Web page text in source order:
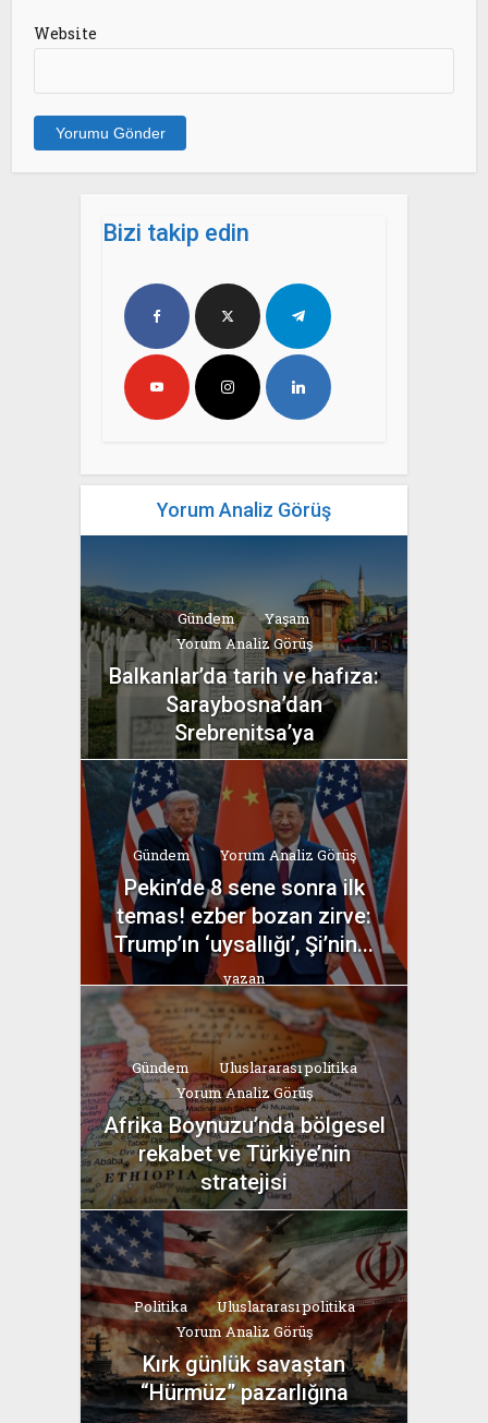
Website
Bizi takip edin
Yorum Analiz Görüş
Gündem
Yaşam
Yorum Analiz Görüş
Balkanlar’da tarih ve hafıza:
Saraybosna’dan
Srebrenitsa’ya
yazan
Bahri Ak
Gündem Yorum Analiz Görüş
Pekin’de 8 sene sonra ilk
temas! ezber bozan zirve:
Trump’ın ‘uysallığı’, Şi’nin...
yazan
Bahri Ak
Gündem
Uluslararası politika
Yorum Analiz Görüş
Afrika Boynuzu’nda bölgesel
rekabet ve Türkiye’nin
stratejisi
yazan
Bahri Ak
Politika
Uluslararası politika
Yorum Analiz Görüş
Kırk günlük savaştan
“Hürmüz” pazarlığına